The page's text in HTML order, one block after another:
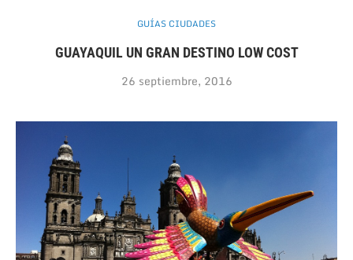
GUÍAS CIUDADES
GUAYAQUIL UN GRAN DESTINO LOW COST
26 septiembre, 2016